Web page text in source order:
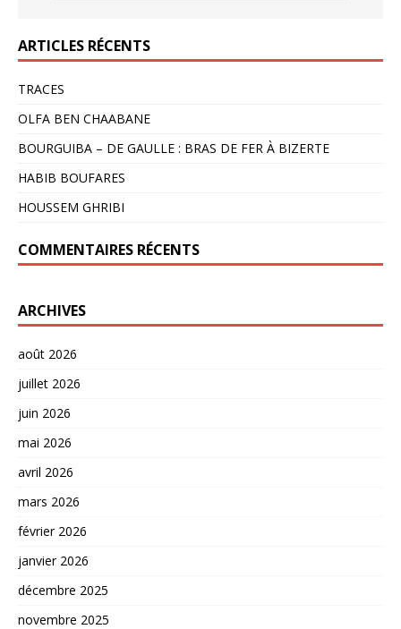
ARTICLES RÉCENTS
TRACES
OLFA BEN CHAABANE
BOURGUIBA – DE GAULLE : BRAS DE FER À BIZERTE
HABIB BOUFARES
HOUSSEM GHRIBI
COMMENTAIRES RÉCENTS
ARCHIVES
août 2026
juillet 2026
juin 2026
mai 2026
avril 2026
mars 2026
février 2026
janvier 2026
décembre 2025
novembre 2025